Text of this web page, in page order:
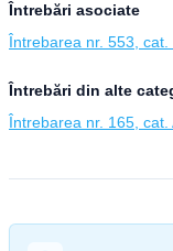
Întrebări asociate
Întrebarea nr. 553, cat.
Întrebări din alte
Întrebarea nr. 165, cat.